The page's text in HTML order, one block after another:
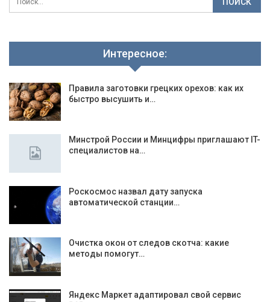
Интересное:
Правила заготовки грецких орехов: как их
быстро высушить и…
Минстрой России и Минцифры приглашают IT-
специалистов на…
Роскосмос назвал дату запуска
автоматической станции…
Очистка окон от следов скотча: какие
методы помогут…
Яндекс Маркет адаптировал свой сервис